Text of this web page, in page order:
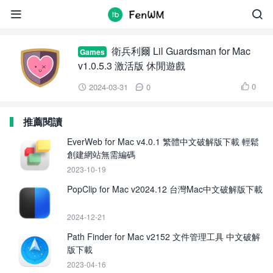


Games
衛兵利爾 Lil Guardsman for Mac
v1.0.5.3 激活版 休閒遊戲
 2024-03-31  0  0
推薦閱讀
EverWeb for Mac v4.0.1 繁體中文破解版下載 輕鬆
創建網站無需編碼
2023-10-19
PopClip for Mac v2024.12 台灣Mac中文破解版下載
2024-12-21
Path Finder for Mac v2152 文件管理工具 中文破解
版下載
2023-04-16